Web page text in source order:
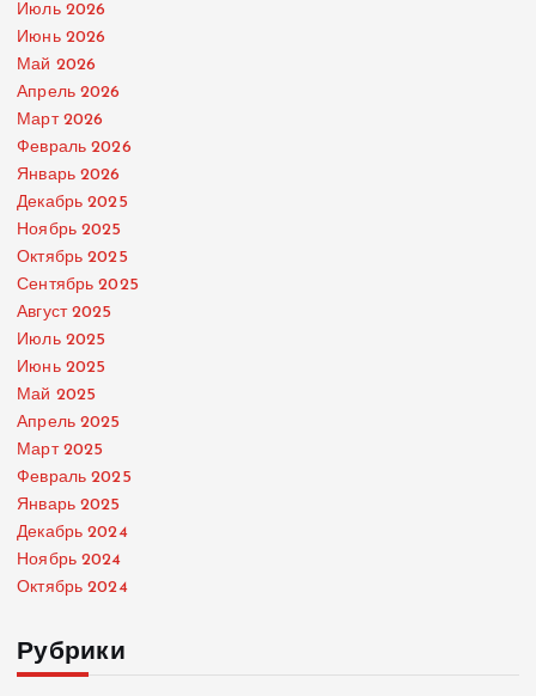
Июль 2026
Июнь 2026
Май 2026
Апрель 2026
Март 2026
Февраль 2026
Январь 2026
Декабрь 2025
Ноябрь 2025
Октябрь 2025
Сентябрь 2025
Август 2025
Июль 2025
Июнь 2025
Май 2025
Апрель 2025
Март 2025
Февраль 2025
Январь 2025
Декабрь 2024
Ноябрь 2024
Октябрь 2024
Рубрики